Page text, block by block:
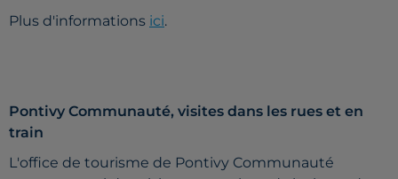
Plus d'informations ici.
Pontivy Communauté, visites dans les rues et en
train
L'office de tourisme de Pontivy Communauté